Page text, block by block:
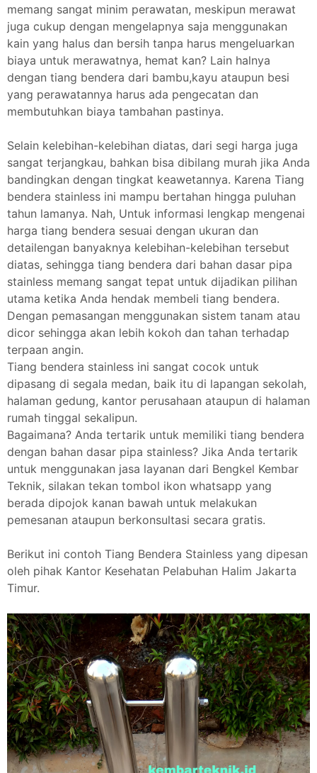
memang sangat minim perawatan, meskipun merawat
juga cukup dengan mengelapnya saja menggunakan
kain yang halus dan bersih tanpa harus mengeluarkan
biaya untuk merawatnya, hemat kan? Lain halnya
dengan tiang bendera dari bambu,kayu ataupun besi
yang perawatannya harus ada pengecatan dan
membutuhkan biaya tambahan pastinya.
Selain kelebihan-kelebihan diatas, dari segi harga juga
sangat terjangkau, bahkan bisa dibilang murah jika Anda
bandingkan dengan tingkat keawetannya. Karena Tiang
bendera stainless ini mampu bertahan hingga puluhan
tahun lamanya. Nah, Untuk informasi lengkap mengenai
harga tiang bendera sesuai dengan ukuran dan
detailengan banyaknya kelebihan-kelebihan tersebut
diatas, sehingga tiang bendera dari bahan dasar pipa
stainless memang sangat tepat untuk dijadikan pilihan
utama ketika Anda hendak membeli tiang bendera.
Dengan pemasangan menggunakan sistem tanam atau
dicor sehingga akan lebih kokoh dan tahan terhadap
terpaan angin.
Tiang bendera stainless ini sangat cocok untuk
dipasang di segala medan, baik itu di lapangan sekolah,
halaman gedung, kantor perusahaan ataupun di halaman
rumah tinggal sekalipun.
Bagaimana? Anda tertarik untuk memiliki tiang bendera
dengan bahan dasar pipa stainless? Jika Anda tertarik
untuk menggunakan jasa layanan dari Bengkel Kembar
Teknik, silakan tekan tombol ikon whatsapp yang
berada dipojok kanan bawah untuk melakukan
pemesanan ataupun berkonsultasi secara gratis.
Berikut ini contoh Tiang Bendera Stainless yang dipesan
oleh pihak Kantor Kesehatan Pelabuhan Halim Jakarta
Timur.